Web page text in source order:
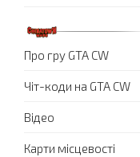
Про гру GTA CW
Чіт-коди на GTA CW
Відео
Карти місцевості